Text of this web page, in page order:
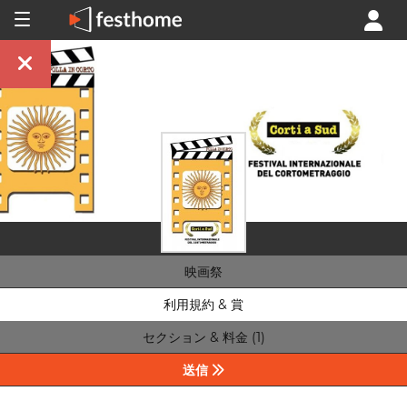
映画祭
利用規約 & 賞
セクション & 料金 (1)
送信